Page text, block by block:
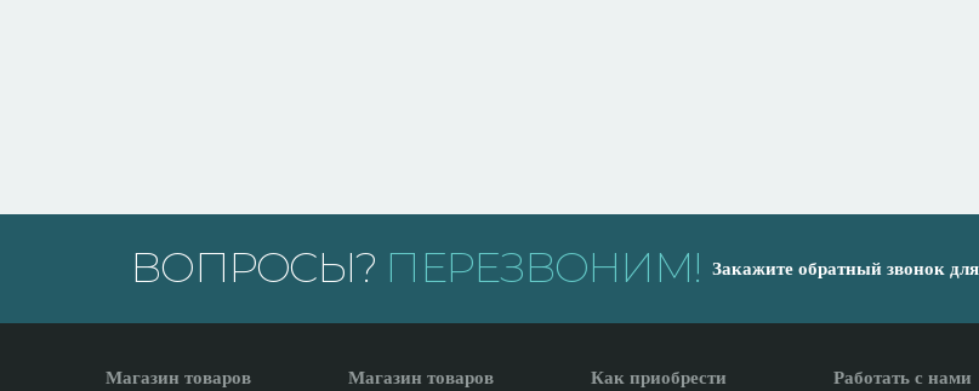
ВОПРОСЫ? ПЕРЕЗВОНИМ! Закажите обратный звонок
Магазин товаров Магазин товаров Как приобрести Работать с нами